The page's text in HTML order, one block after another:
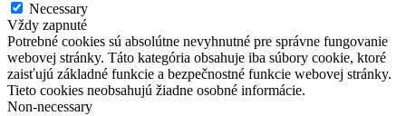
Necessary
Vždy zapnuté
Potrebné cookies sú absolútne nevyhnutné pre správne fungovanie
webovej stránky. Táto kategória obsahuje iba súbory cookie, ktoré
zaisťujú základné funkcie a bezpečnostné funkcie webovej stránky.
Tieto cookies neobsahujú žiadne osobné informácie.
Non-necessary